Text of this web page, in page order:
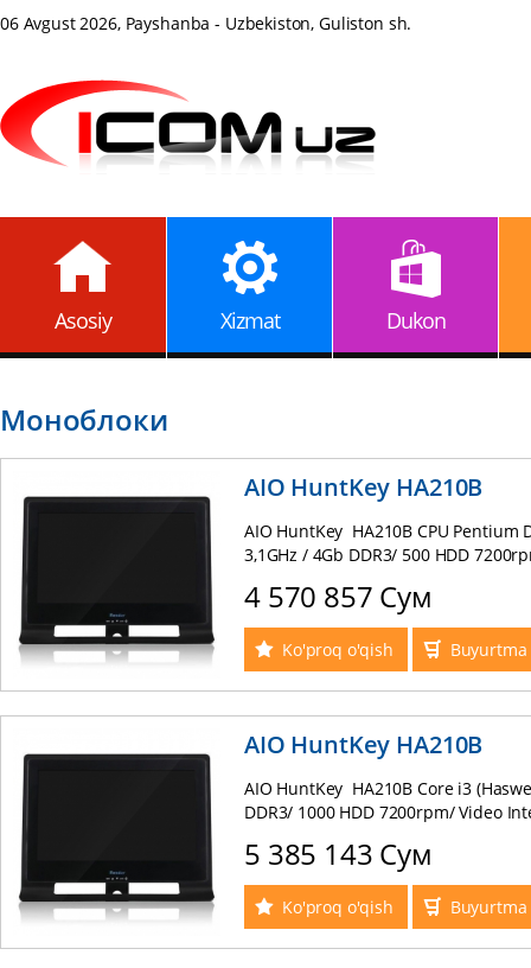
06 Avgust 2026, Payshanba - Uzbekiston, Guliston sh.
Asosiy Xizmat Dukon
Моноблоки
AIO HuntKey HA210B
AIO HuntKey HA210B CPU Pentium
3,1GHz / 4Gb DDR3/ 500 HDD
клавиатура+мышь! (black)
4 570 857 Сум
Ko'proq o'qish
AIO HuntKey HA210B
AIO HuntKey HA210B Core i3
DDR3/ 1000 HDD 7200rpm/ Video
комплект клавиатура+мышь! (black)
5 385 143 Сум
Ko'proq o'qish